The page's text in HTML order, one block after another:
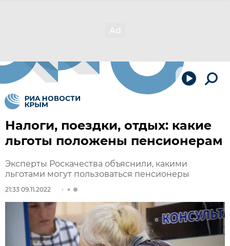
Налоги, поездки, отдых: какие
льготы положены пенсионерам
Эксперты Роскачества объяснили, какими
льготами могут пользоваться пенсионеры
21:33 09.11.2022